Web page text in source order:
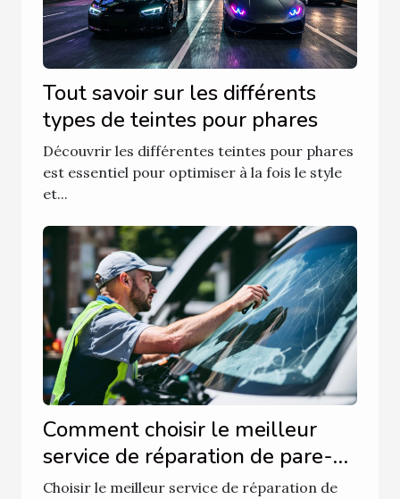
Tout savoir sur les différents
types de teintes pour phares
Découvrir les différentes teintes pour phares
est essentiel pour optimiser à la fois le style
et...
Comment choisir le meilleur
service de réparation de pare-
brise ?
Choisir le meilleur service de réparation de